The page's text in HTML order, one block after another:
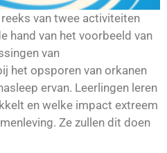
van twee activiteiten
hand van het voorbeeld van
van
het opsporen van orkanen
ervan. Leerlingen leren
en welke impact extreem
Ze zullen dit doen